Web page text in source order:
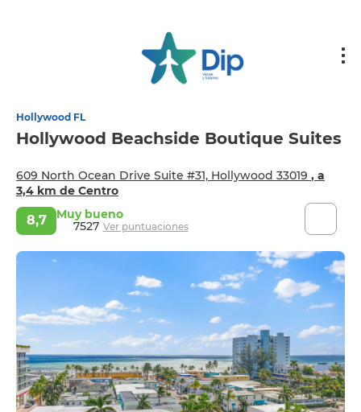
Hollywood FL
Hollywood Beachside Boutique Suites
609 North Ocean Drive Suite #31, Hollywood 33019 , a
3,4 km de Centro
8,7
Muy bueno
7527 Ver puntuaciones